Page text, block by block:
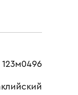
123м0496